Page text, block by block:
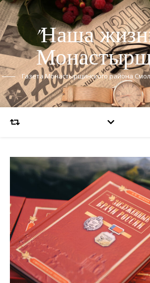
"Наша
Газета Монастырщинского района